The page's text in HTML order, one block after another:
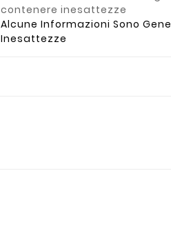
Alcune Informazioni Sono
Inesattezze